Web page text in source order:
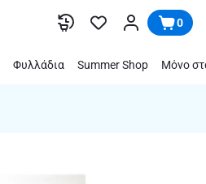
0
Φυλλάδια Summer Shop Μόνο